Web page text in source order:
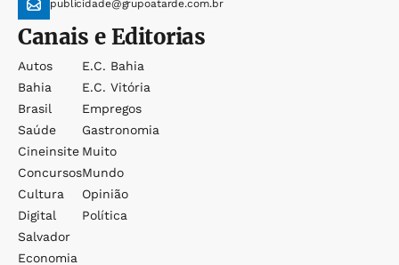
publicidade@grupoatarde.com.br
Canais e Editorias
Autos
Bahia
Brasil
Saúde
Cineinsite
Concursos
Cultura
Digital
Salvador
Economia
E.c. Bahia
E.c. Vitória
Empregos
Gastronomia
Muito
Mundo
Opinião
Política